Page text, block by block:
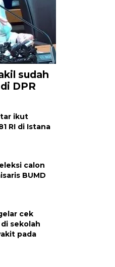
sudah
DPR
ikut
RI di Istana
calon
BUMD
cek
sekolah
pada